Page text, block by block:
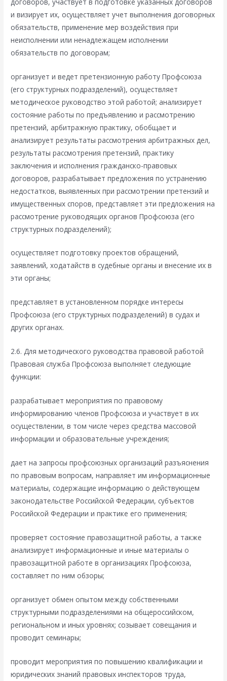
и визирует их, осуществляет учет выполнения договорных
обязательств, применение мер воздействия при
неисполнении или ненадлежащем исполнении
обязательств по договорам;
организует и ведет претензионную работу Профсоюза
(его структурных подразделений), осуществляет
методическое руководство этой работой; анализирует
состояние работы по предъявлению и рассмотрению
претензий, арбитражную практику, обобщает и
анализирует результаты рассмотрения арбитражных дел,
результаты рассмотрения претензий, практику
заключения и исполнения гражданско-правовых
договоров, разрабатывает предложения по устранению
недостатков, выявленных при рассмотрении претензий и
имущественных споров, представляет эти предложения на
рассмотрение руководящих органов Профсоюза (его
структурных подразделений);
осуществляет подготовку проектов обращений,
заявлений, ходатайств в судебные органы и внесение их в
эти органы;
представляет в установленном порядке интересы
Профсоюза (его структурных подразделений) в судах и
других органах.
2.6. Для методического руководства правовой работой
Правовая служба Профсоюза выполняет следующие
функции:
разрабатывает мероприятия по правовому
информированию членов Профсоюза и участвует в их
осуществлении, в том числе через средства массовой
информации и образовательные учреждения;
дает на запросы профсоюзных организаций разъяснения
по правовым вопросам, направляет им информационные
материалы, содержащие информацию о действующем
законодательстве Российской Федерации, субъектов
Российской Федерации и практике его применения;
проверяет состояние правозащитной работы, а также
анализирует информационные и иные материалы о
правозащитной работе в организациях Профсоюза,
составляет по ним обзоры;
организует обмен опытом между собственными
структурными подразделениями на общероссийском,
региональном и иных уровнях; созывает совещания и
проводит семинары;
проводит мероприятия по повышению квалификации и
юридических знаний правовых инспекторов труда,